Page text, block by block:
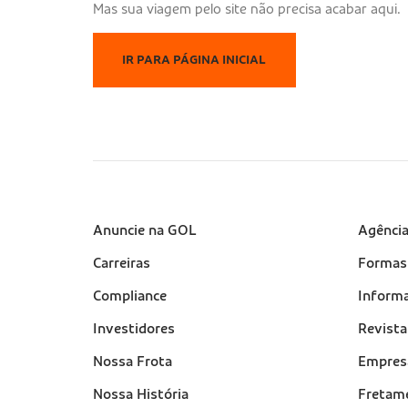
​​​​​​Mas sua viagem pelo site não precisa acabar aqui.
IR PARA PÁGINA INICIAL
Sobre a Gol (footer)
Anuncie na GOL
Carreiras
Compliance
Investidores
Nossa Frota
Nossa História
Suporte